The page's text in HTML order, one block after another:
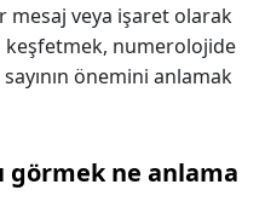
mesaj veya işaret olarak
keşfetmek, numerolojide
önemini anlamak
görmek ne anlama